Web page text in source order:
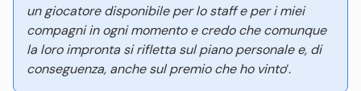
un giocatore disponibile per lo staff e per i miei
compagni in ogni momento e credo che comunque
la loro impronta si rifletta sul piano personale e, di
conseguenza, anche sul premio che ho vinto‘.